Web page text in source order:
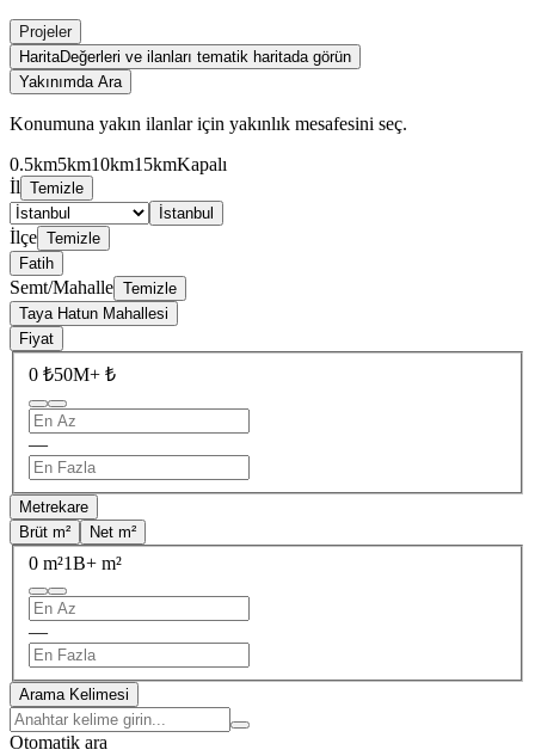
Projeler
HaritaDeğerleri ve ilanları tematik haritada görün
Yakınımda Ara
Konumuna yakın ilanlar için yakınlık mesafesini seç.
0.5km5km10km15kmKapalı
İl Temizle
İstanbul
İlçe Temizle
Fatih
Semt/Mahalle Temizle
Taya Hatun Mahallesi
Fiyat
0 ₺50M+ ₺
—
Metrekare
Brüt m²
Net m²
0 m²1B+ m²
—
Arama Kelimesi
Otomatik ara